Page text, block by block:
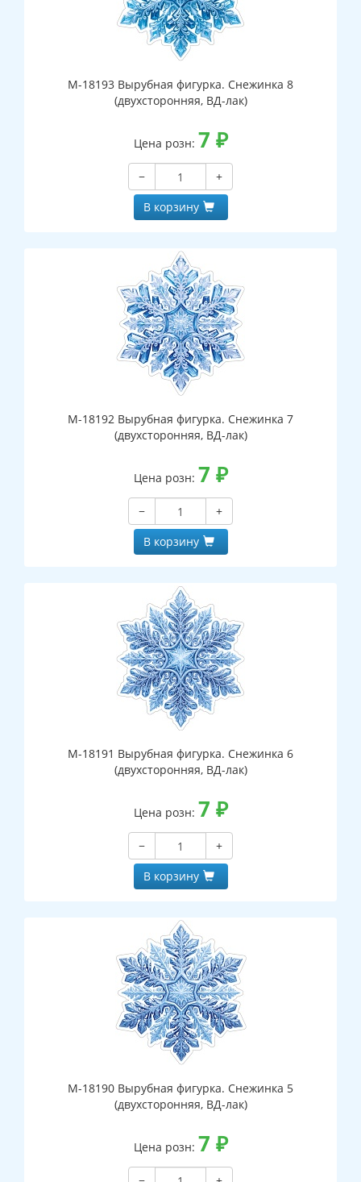
М-18193 Вырубная фигурка. Снежинка 8
(двухсторонняя, ВД-лак)
Цена розн: 7 ₽
−
+
В корзину
М-18192 Вырубная фигурка. Снежинка 7
(двухсторонняя, ВД-лак)
Цена розн: 7 ₽
−
+
В корзину
М-18191 Вырубная фигурка. Снежинка 6
(двухсторонняя, ВД-лак)
Цена розн: 7 ₽
−
+
В корзину
М-18190 Вырубная фигурка. Снежинка 5
(двухсторонняя, ВД-лак)
Цена розн: 7 ₽